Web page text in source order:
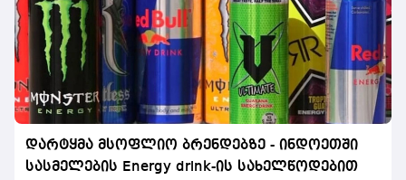
დარტყმა მსოფლიო ბრენდებზე - ინდოეთში
სასმელების Energy drink-ის სახელწოდებით